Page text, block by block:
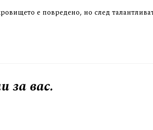
е повредено, но след
за вас.